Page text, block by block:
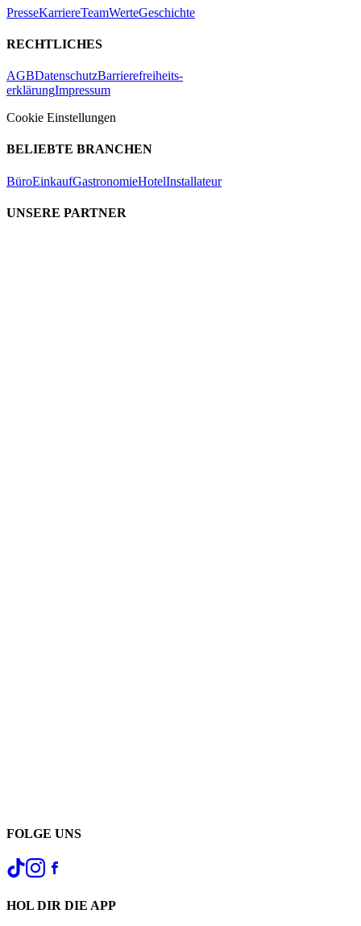
PresseKarriereTeamWerteGeschichte
RECHTLICHES
AGBDatenschutzBarrierefreiheits-
erklärungImpressum
Cookie Einstellungen
BELIEBTE BRANCHEN
BüroEinkaufGastronomieHotelInstallateur
UNSERE PARTNER
FOLGE UNS
HOL DIR DIE APP